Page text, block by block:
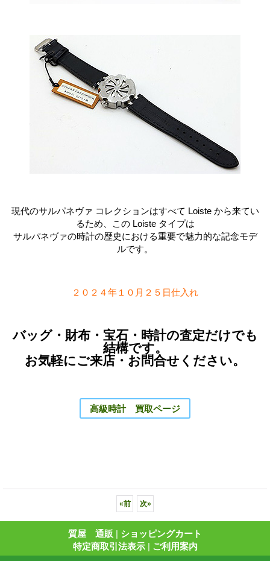
現代のサルパネヴァ コレクションはすべて Loiste から来てい
るため、この Loiste タイプは
サルパネヴァの時計の歴史における重要で魅力的な記念モデ
ルです。
２０２４年１０月２５日仕入れ
バッグ・財布・宝石・時計の査定だけでも
結構です。
お気軽にご来店・お問合せください。
高級時計 買取ページ
«前 次»
質屋 通販 | ショッピングカート
特定商取引法表示 | ご利用案内